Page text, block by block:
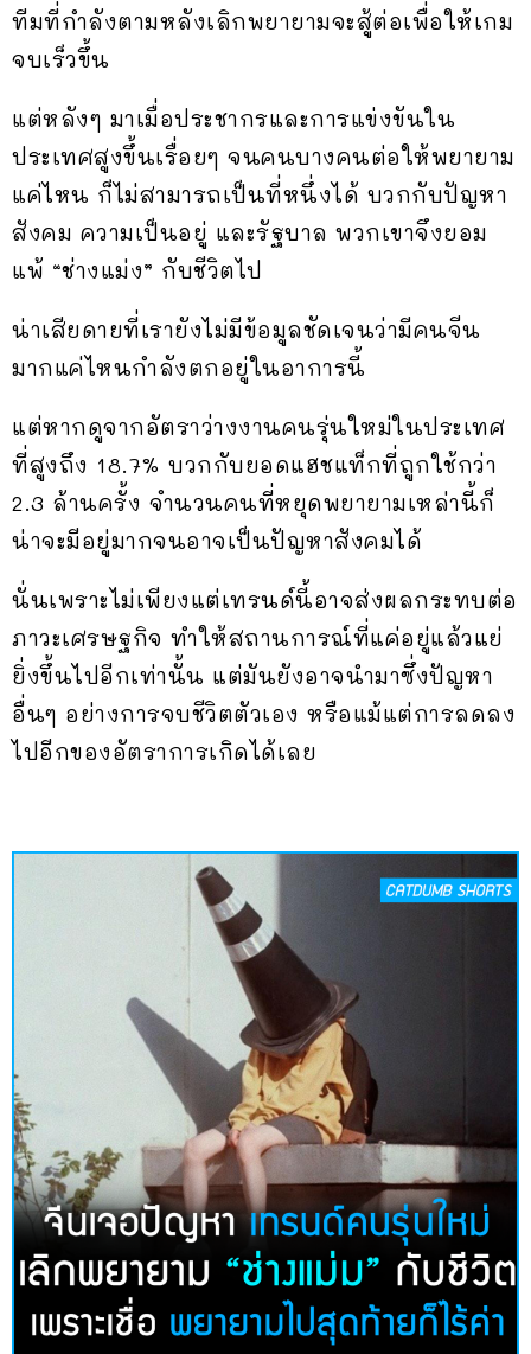
ทีมที่กำลังตามหลังเลิกพยายามจะสู้ต่อเพื่อให้เกม
จบเร็วขึ้น
แต่หลังๆ มาเมื่อประชากรและการแข่งขันใน
ประเทศสูงขึ้นเรื่อยๆ จนคนบางคนต่อให้พยายาม
แค่ไหน ก็ไม่สามารถเป็นที่หนึ่งได้ บวกกับปัญหา
สังคม ความเป็นอยู่ และรัฐบาล พวกเขาจึงยอม
แพ้ “ช่างแม่ง” กับชีวิตไป
น่าเสียดายที่เรายังไม่มีข้อมูลชัดเจนว่ามีคนจีน
มากแค่ไหนกำลังตกอยู่ในอาการนี้
แต่หากดูจากอัตราว่างงานคนรุ่นใหม่ในประเทศ
ที่สูงถึง 18.7% บวกกับยอดแฮชแท็กที่ถูกใช้กว่า
2.3 ล้านครั้ง จำนวนคนที่หยุดพยายามเหล่านี้ก็
น่าจะมีอยู่มากจนอาจเป็นปัญหาสังคมได้
นั่นเพราะไม่เพียงแต่เทรนด์นี้อาจส่งผลกระทบต่อ
ภาวะเศรษฐกิจ ทำให้สถานการณ์ที่แค่อยู่แล้วแย่
ยิ่งขึ้นไปอีกเท่านั้น แต่มันยังอาจนำมาซึ่งปัญหา
อื่นๆ อย่างการจบชีวิตตัวเอง หรือแม้แต่การลดลง
ไปอีกของอัตราการเกิดได้เลย